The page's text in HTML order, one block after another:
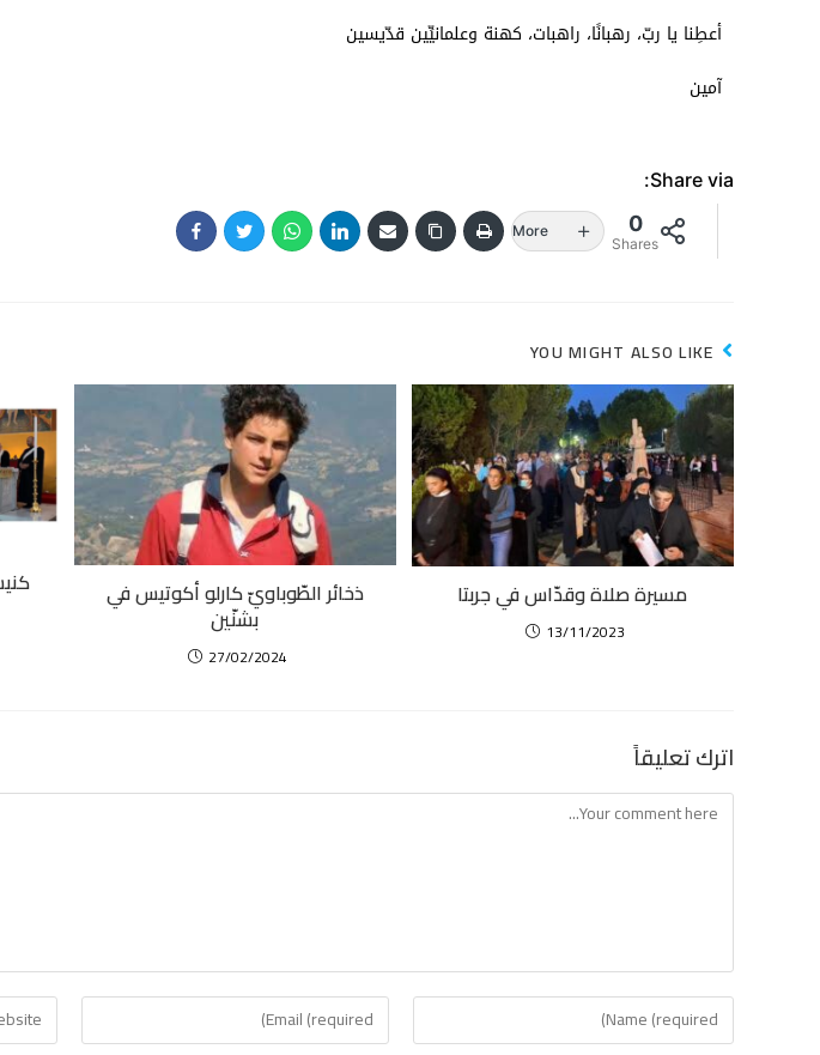
أعطِنا يا ربّ، رهبانًا، راهبات، كهنة وعلمانيِّين قدّيسين
آمين
Share via:
0
Shares
More
YOU MIGHT ALSO LIKE
ذخائر الطّوباويّ كارلو أكوتيس في
بشنّين
27/02/2024
مسيرة صلاة وقدّاس في جربتا
13/11/2023
اترك تعليقاً